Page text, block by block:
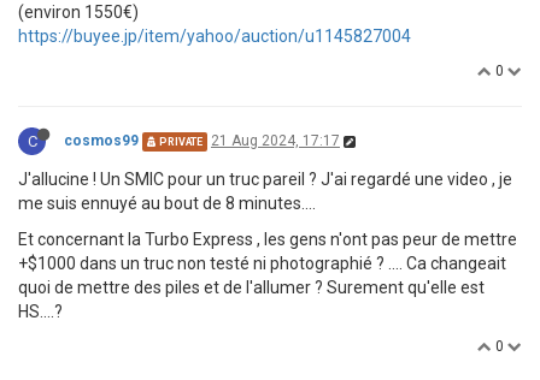
(environ 1550€)
https://buyee.jp/item/yahoo/auction/u1145827004
0
C cosmos99 PRIVATE 21 Aug 2024, 17:17
J'allucine ! Un SMIC pour un truc pareil ? J'ai regardé une video , je
me suis ennuyé au bout de 8 minutes....
Et concernant la Turbo Express , les gens n'ont pas peur de mettre
+$1000 dans un truc non testé ni photographié ? .... Ca changeait
quoi de mettre des piles et de l'allumer ? Surement qu'elle est
HS....?
0